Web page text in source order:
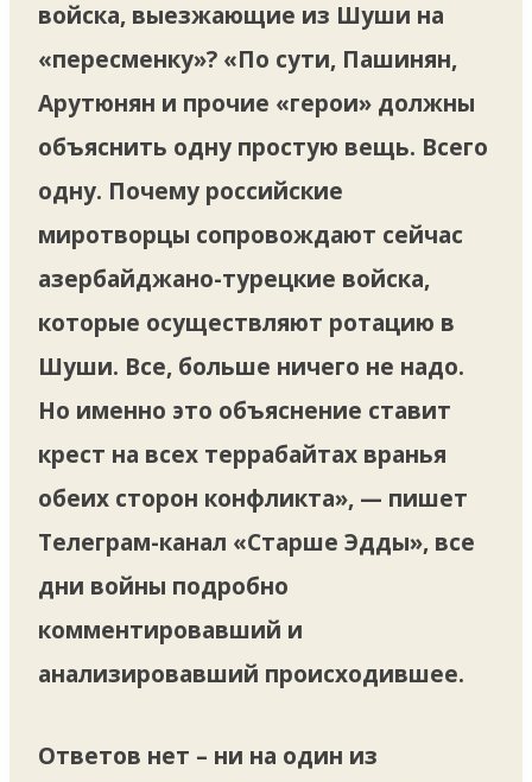
войска, выезжающие из Шуши на
«пересменку»? «По сути, Пашинян,
Арутюнян и прочие «герои» должны
объяснить одну простую вещь. Всего
одну. Почему российские
миротворцы сопровождают сейчас
азербайджано-турецкие войска,
которые осуществляют ротацию в
Шуши. Все, больше ничего не надо.
Но именно это объяснение ставит
крест на всех террабайтах вранья
обеих сторон конфликта», — пишет
Телеграм-канал «Старше Эдды», все
дни войны подробно
комментировавший и
анализировавший происходившее.
Ответов нет – ни на один из